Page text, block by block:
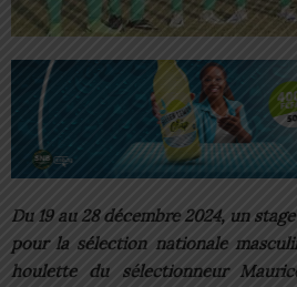
Du 19 au 28 décembre 2024, un
pour la sélection nationale
houlette du sélectionneur